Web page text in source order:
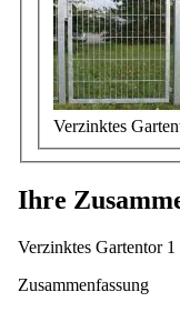
Verzinktes
Ihre
Verzinktes Gartentor 1
Zusammenfassung